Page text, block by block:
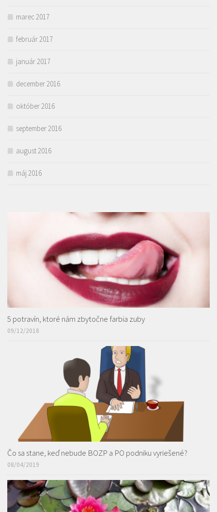
marec 2017
február 2017
január 2017
december 2016
október 2016
september 2016
august 2016
máj 2016
5 potravín, ktoré nám zbytočne farbia zuby
09/12/2018
Čo sa stane, keď nebude BOZP a PO podniku vyriešené?
08/04/2019